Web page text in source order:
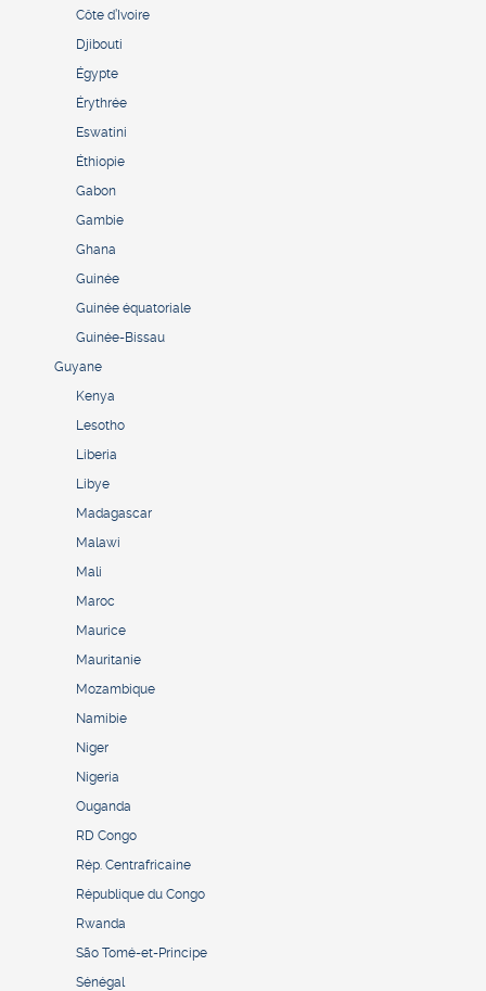
Côte d’Ivoire
Djibouti
Égypte
Érythrée
Eswatini
Éthiopie
Gabon
Gambie
Ghana
Guinée
Guinée équatoriale
Guinée-Bissau
Guyane
Kenya
Lesotho
Liberia
Libye
Madagascar
Malawi
Mali
Maroc
Maurice
Mauritanie
Mozambique
Namibie
Niger
Nigeria
Ouganda
RD Congo
Rép. Centrafricaine
République du Congo
Rwanda
São Tomé-et-Principe
Sénégal